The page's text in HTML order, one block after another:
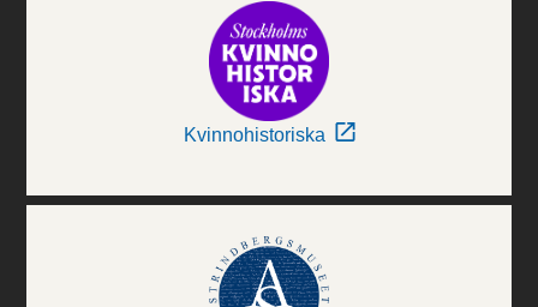
Kvinnohistoriska